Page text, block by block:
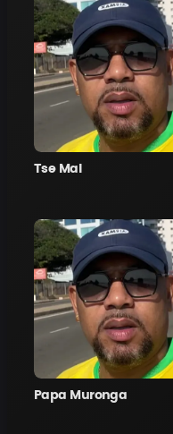
Tse Mal
Papa Muronga